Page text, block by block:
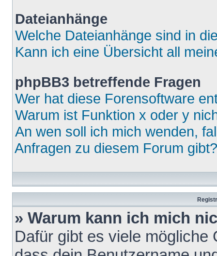
Dateianhänge
Welche Dateianhänge sind in
Kann ich eine Übersicht all
phpBB3 betreffende Fragen
Wer hat diese Forensoftware
Warum ist Funktion x oder y
An wen soll ich mich wenden,
Anfragen zu diesem Forum gibt?
» Warum kann ich mich
Dafür gibt es viele